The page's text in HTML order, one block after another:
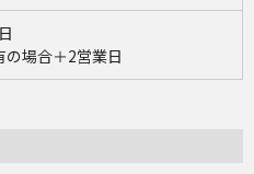
場合＋2営業日